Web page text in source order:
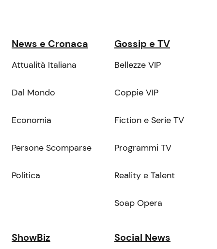
News e Cronaca
Attualità Italiana
Dal Mondo
Economia
Persone Scomparse
Politica
Gossip e TV
Bellezze VIP
Coppie VIP
Fiction e Serie TV
Programmi TV
Reality e Talent
Soap Opera
ShowBiz Social News